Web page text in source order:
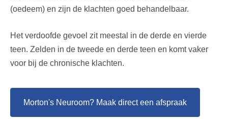
(oedeem) en zijn de klachten goed behandelbaar.
Het verdoofde gevoel zit meestal in de derde en vierde
teen. Zelden in de tweede en derde teen en komt vaker
voor bij de chronische klachten.
Morton's Neuroom? Maak direct een afspraak